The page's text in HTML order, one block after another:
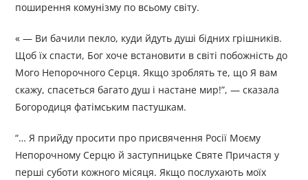
поширення комунізму по всьому світу.
« — Ви бачили пекло, куди йдуть душі бідних грішників.
Щоб їх спасти, Бог хоче встановити в світі побожність до
Мого Непорочного Серця. Якщо зроблять те, що Я вам
скажу, спасеться багато душ і настане мир!”, — сказала
Богородиця фатімським пастушкам.
“… Я прийду просити про присвячення Росії Моєму
Непорочному Серцю й заступницьке Святе Причастя у
перші суботи кожного місяця. Якщо послухають моїх